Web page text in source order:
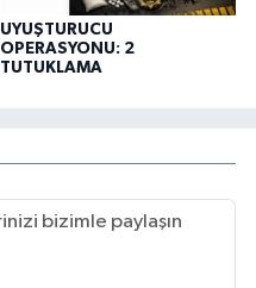
UYUŞTURUCU
OPERASYONU: 2
TUTUKLAMA